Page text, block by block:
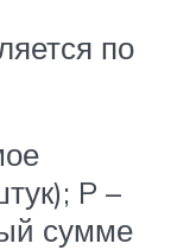
по
P –
сумме